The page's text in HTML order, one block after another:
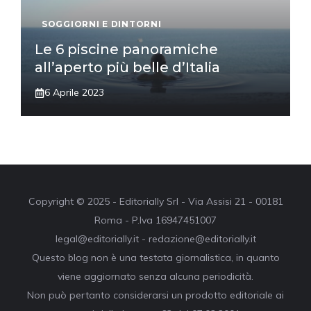
SOGGIORNI E DINTORNI
Le 6 piscine panoramiche
all’aperto più belle d’Italia
6 Aprile 2023
Copyright © 2025 - Editorially Srl - Via Assisi 21 - 00181
Roma - P.Iva 16947451007
legal@editorially.it - redazione@editorially.it
Questo blog non è una testata giornalistica, in quanto
viene aggiornato senza alcuna periodicità.
Non può pertanto considerarsi un prodotto editoriale ai